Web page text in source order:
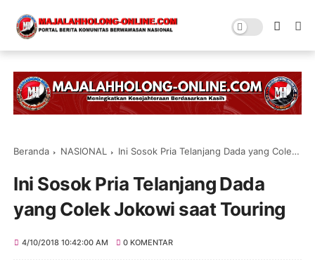
Beranda NASIONAL Ini Sosok Pria Telanjang Dada yang Colek Jokowi saat Touring
Ini Sosok Pria Telanjang Dada
yang Colek Jokowi saat Touring
4/10/2018 10:42:00 AM 0 KOMENTAR